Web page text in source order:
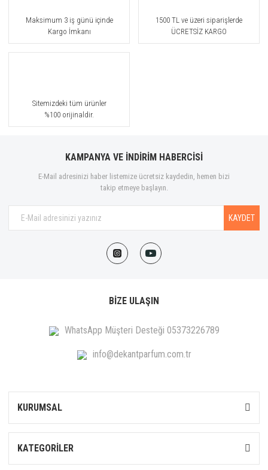
Maksimum 3 iş günü içinde
Kargo İmkanı
1500 TL ve üzeri siparişlerde
ÜCRETSİZ KARGO
Sitemizdeki tüm ürünler
%100 orijinaldir.
KAMPANYA VE İNDİRİM HABERCİSİ
E-Mail adresinizi haber listemize ücretsiz kaydedin, hemen bizi
takip etmeye başlayın.
KAYDET
BİZE ULAŞIN
WhatsApp Müşteri Desteği 05373226789
info@dekantparfum.com.tr
KURUMSAL
KATEGORİLER